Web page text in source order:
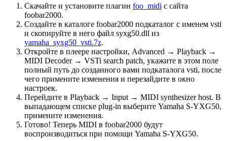
Скачайте и установите плагин foo_midi с сайта
foobar2000.
Создайте в каталоге foobar2000 подкаталог с именем vsti
и скопируйте в него файл syxg50.dll из
yamaha_syxg50_vsti.7z.
Откройте в плеере настройки, Advanced → Playback →
MIDI Decoder → VSTi search patch, укажите в этом поле
полный путь до созданного вами подкаталога vsti, после
чего примените изменения и перезайдите в окно
настроек.
Перейдите в Playback → Input → MIDI synthesizer host. В
выпадающем списке plug-in выберите Yamaha S-YXG50,
примените изменения.
Готово! Теперь MIDI в foobar2000 будут
воспроизводиться при помощи Yamaha S-YXG50.